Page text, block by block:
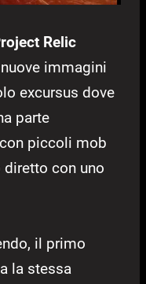
Relic
immagini
excursus dove
parte
piccoli mob
con uno
il primo
la stessa